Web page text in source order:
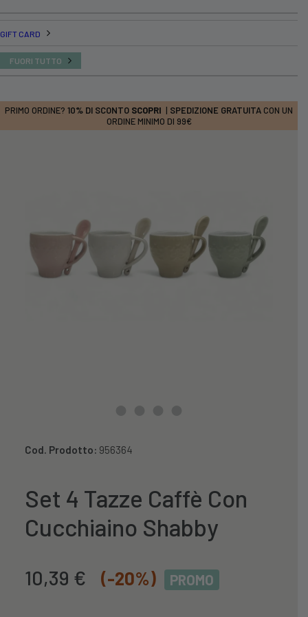
GIFT CARD
FUORI TUTTO
PRIMO ORDINE? 10% DI SCONTO SCOPRI | SPEDIZIONE GRATUITA CON UN
ORDINE MINIMO DI 99€
Cod. Prodotto: 956364
Set 4 Tazze Caffè Con
Cucchiaino Shabby
Il
10,39 € (-20%) PROMO